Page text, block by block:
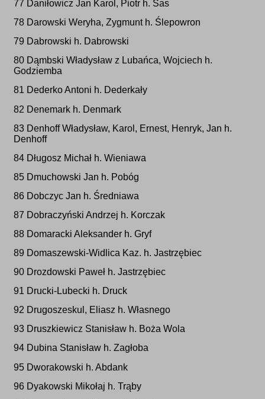
77 Daniłowicz Jan Karol, Piotr h. Sas
78 Darowski Weryha, Zygmunt h. Ślepowron
79 Dabrowski h. Dabrowski
80 Dąmbski Władysław z Lubańca, Wojciech h.
Godziemba
81 Dederko Antoni h. Dederkały
82 Denemark h. Denmark
83 Denhoff Władysław, Karol, Ernest, Henryk, Jan h.
Denhoff
84 Długosz Michał h. Wieniawa
85 Dmuchowski Jan h. Pobóg
86 Dobczyc Jan h. Średniawa
87 Dobraczyński Andrzej h. Korczak
88 Domaracki Aleksander h. Gryf
89 Domaszewski-Widlica Kaz. h. Jastrzębiec
90 Drozdowski Paweł h. Jastrzębiec
91 Drucki-Lubecki h. Druck
92 Drugoszeskul, Eliasz h. Własnego
93 Druszkiewicz Stanisław h. Boża Wola
94 Dubina Stanisław h. Zagłoba
95 Dworakowski h. Abdank
96 Dyakowski Mikołaj h. Trąby